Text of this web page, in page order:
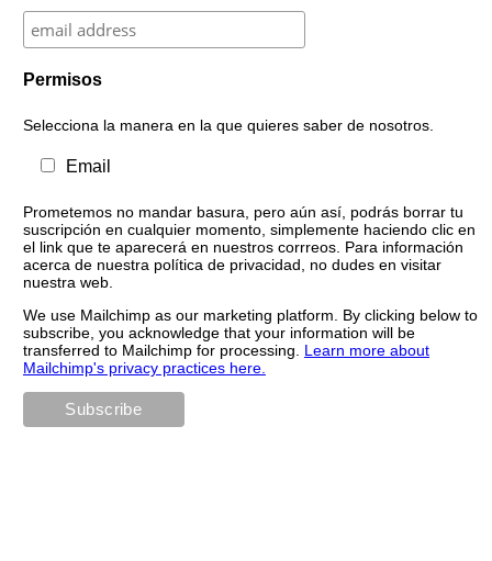
Permisos
Selecciona la manera en la que quieres saber de nosotros.
Email
Prometemos no mandar basura, pero aún así, podrás borrar tu
suscripción en cualquier momento, simplemente haciendo clic en
el link que te aparecerá en nuestros corrreos. Para información
acerca de nuestra política de privacidad, no dudes en visitar
nuestra web.
We use Mailchimp as our marketing platform. By clicking below to
subscribe, you acknowledge that your information will be
transferred to Mailchimp for processing. Learn more about
Mailchimp's privacy practices here.